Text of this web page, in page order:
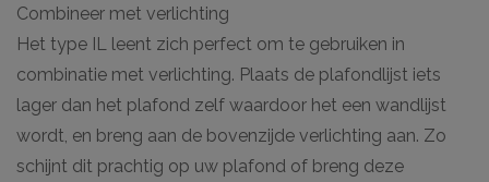
Combineer met verlichting
Het type IL leent zich perfect om te gebruiken in
combinatie met verlichting. Plaats de plafondlijst iets
lager dan het plafond zelf waardoor het een wandlijst
wordt, en breng aan de bovenzijde verlichting aan. Zo
schijnt dit prachtig op uw plafond of breng deze